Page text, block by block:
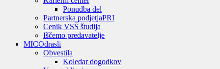
Ponudba del
Partnerska podjetjaPRI
Cenik VSŠ študija
Iščemo predavatelje
MICOdrasli
Obvestila
Koledar dogodkov